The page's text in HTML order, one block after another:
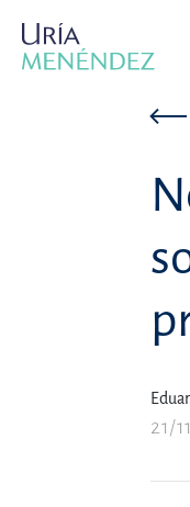
21/